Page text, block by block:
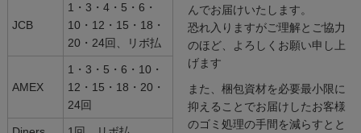
JCB
1・3・4・5・6・
10・12・15・18・
20・24回、リボ払
AMEX
1・3・5・6・10・
12・15・18・20・
24回
んでお届けいたします。
恐れ入りますがご理解とご協力
のほど、よろしくお願い申し上
げます
また、梱包資材を必要最小限に
抑えることでお届けしたお客様
のゴミ処理の手間を減らすとと